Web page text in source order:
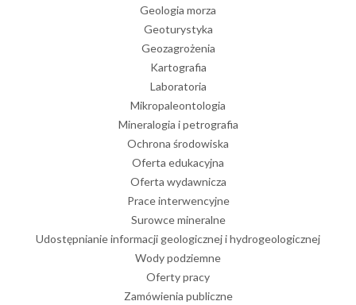
Geologia morza
Geoturystyka
Geozagrożenia
Kartografia
Laboratoria
Mikropaleontologia
Mineralogia i petrografia
Ochrona środowiska
Oferta edukacyjna
Oferta wydawnicza
Prace interwencyjne
Surowce mineralne
Udostępnianie informacji geologicznej i hydrogeologicznej
Wody podziemne
Oferty pracy
Zamówienia publiczne